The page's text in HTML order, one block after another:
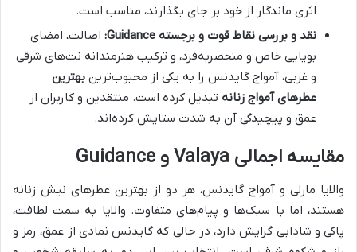
اثری ماندگار از خود بر جای بگذارند، مناسب است.
نقد و بررسی نقاط قوت و برجسته Guidance:
اصالت، امضای
بویایی خاص و منحصر‌به‌فرد، و ترکیب هنرمندانه نت‌های شرقی
و غربی، آمواج گایدنس را به یکی از محبوب‌ترین بهترین
عطرهای آمواج زنانه تبدیل کرده است. منتقدین و کاربران از
عمق و پیچیدگی آن به شدت ستایش کرده‌اند.
مقایسه اجمالی Valaya و Guidance
والایا مارلی و آمواج گایدنس، هر دو از بهترین عطرهای نیش زنانه
هستند، اما با سبک‌ها و پیام‌های متفاوت. والایا به سمت لطافت،
پاکی و شادابی گرایش دارد، در حالی که گایدنس نمادی از عمق، رمز و